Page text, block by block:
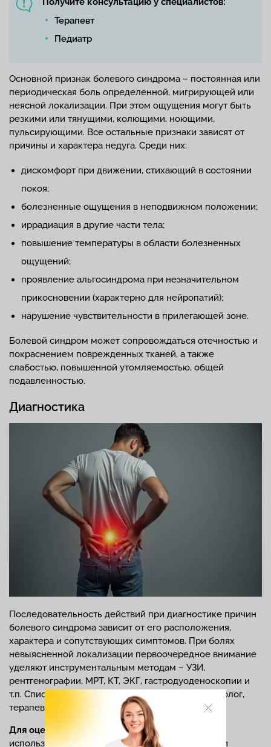
Терапевт
Педиатр
Основной признак болевого синдрома – постоянная или
периодическая боль определенной, мигрирующей или
неясной локализации. При этом ощущения могут быть
резкими или тянущими, колющими, ноющими,
пульсирующими. Все остальные признаки зависят от
причины и характера недуга. Среди них:
дискомфорт при движении, стихающий в состоянии
покоя;
болезненные ощущения в неподвижном положении;
иррадиация в другие части тела;
повышение температуры в области болезненных
ощущений;
проявление альгосиндрома при незначительном
прикосновении (характерно для нейропатий);
нарушение чувствительности в прилегающей зоне.
Болевой синдром может сопровождаться отечностью и
покраснением поврежденных тканей, а также
слабостью, повышенной утомляемостью, общей
подавленностью.
Диагностика
Последовательность действий при диагностике причин
болевого синдрома зависит от его расположения,
характера и сопутствующих симптомов. При болях
невыясненной локализации первоочередное внимание
уделяют инструментальным методам – УЗИ,
рентгенографии, МРТ, КТ, ЭКГ, гастродуоденоскопии и
т.п. Список тестов и анализов назначает травматолог,
терапевт, хирург или другой узкий специалист.
Для оценки интенсивности болевого синдрома
используют 2 системы градации – упрощенную и